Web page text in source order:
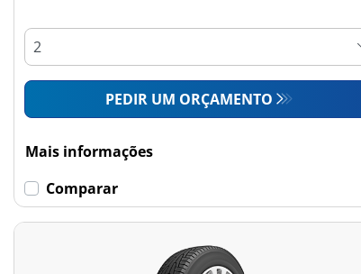
PEDIR UM ORÇAMENTO
Mais informações
Comparar